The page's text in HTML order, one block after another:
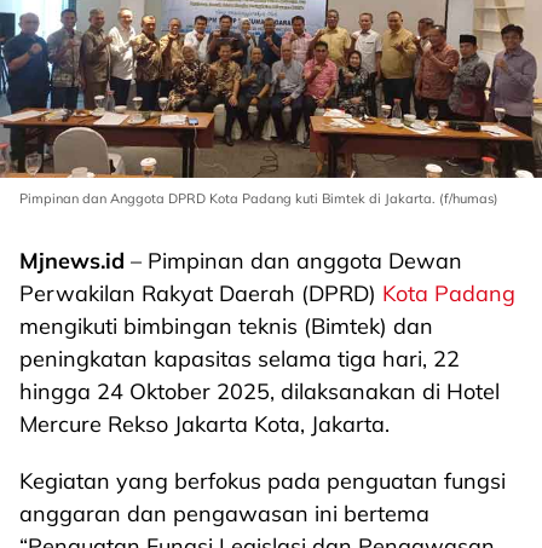
Pimpinan dan Anggota DPRD Kota Padang kuti Bimtek di Jakarta. (f/humas)
Mjnews.id – Pimpinan dan anggota Dewan
Perwakilan Rakyat Daerah (DPRD) Kota Padang
mengikuti bimbingan teknis (Bimtek) dan
peningkatan kapasitas selama tiga hari, 22
hingga 24 Oktober 2025, dilaksanakan di Hotel
Mercure Rekso Jakarta Kota, Jakarta.
Kegiatan yang berfokus pada penguatan fungsi
anggaran dan pengawasan ini bertema